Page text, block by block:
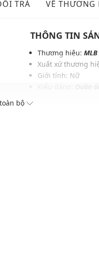
TRẢ VỀ THƯƠNG
THÔNG TIN
Thương hiệu: MLB
Xuất xứ thương
Giới tính: Nữ
bộ